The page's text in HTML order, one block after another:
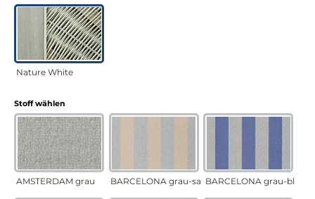
Nature White
Stoff wählen
AMSTERDAM grau BARCELONA grau-sandBARCELONA grau-blau